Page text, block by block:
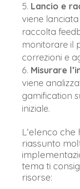
Lancio e
viene
raccolta
monitorare il
correzioni e
Misurare
viene
gamification
iniziale.
L’elenco
riassunto
tema ti
risorse: